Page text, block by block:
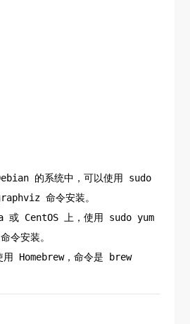
的系统中，可以使用 sudo
命令安装。
或 CentOS 上，使用 sudo yum
安装。
用 Homebrew，命令是 brew